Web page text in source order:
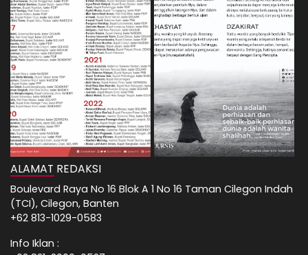
ALAMAT REDAKSI
Boulevard Raya No 16 Blok A 1 No 16 Taman Cilegon Indah
(TCI), Cilegon, Banten
+62 813-1029-0583
Info Iklan :